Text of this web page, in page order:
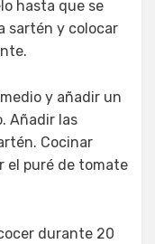
hasta que se
sartén y colocar
y añadir un
Añadir las
Cocinar
el puré de tomate
durante 20